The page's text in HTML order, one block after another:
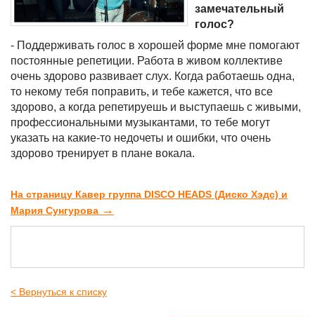
замечательный
голос?
- Поддерживать голос в хорошей форме мне помогают
постоянные репетиции. Работа в живом коллективе
очень здорово развивает слух. Когда работаешь одна,
то некому тебя поправить, и тебе кажется, что все
здорово, а когда репетируешь и выступаешь с живыми,
профессиональными музыкантами, то тебе могут
указать на какие-то недочеты и ошибки, что очень
здорово тренирует в плане вокала.
На страницу Кавер группа DISCO HEADS (Диско Хэдс) и
Мария Сунгурова →
< Вернуться к списку